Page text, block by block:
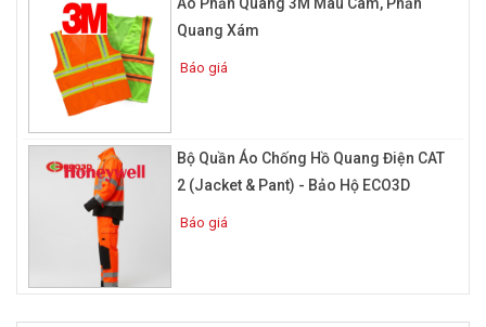
Bạn có thể tưởng tượng một cách đơn giản khi bạn vào bóng tôi
bạn cầm một thứ gì đó màu khác với tông màu tối như đỏ, vàng,
cam xanh… thì việc bạn nhìn thấy những màu này không phải là
điều khó khăn. Giờ bạn chọn ngay màu mà đối lập hoàn toàn với
mau đen đó chính là màu trắng (bạc) là loại màu có khả năng
tự phát sáng tốt nhất theo phương pháp đối nghịch màu.
Hiện nay bạn có thể thấy có rất nhiều loại áo phản quang là
màu xanh lá, nhưng đó chỉ là tông màu chính mà thôi. Theo quy
luật phối máu thì màu xanh lá là một trong ba màu tạo nên màu
trắng vì vậy khi chúng ta kết hợp thêm màu xanh vá chung với
các hạt thủy tính được bọc bạc điều này sẽ làm tăng thêm khả
năng phát sáng của áo. Trên đây chính là cách để làm cho áo
Quang Xám
Báo giá
Bộ Quần Áo Chống Hồ Quang Điện CAT
2 (Jacket & Pant) - Bảo Hộ ECO3D
Báo giá